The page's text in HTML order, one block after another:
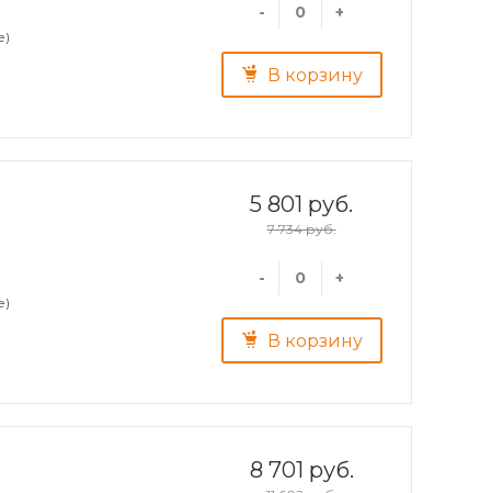
- +
В корзину
5 801 руб.
7 734 руб.
- +
В корзину
8 701 руб.